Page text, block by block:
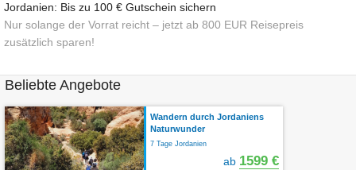
Jordanien: Bis zu 100 € Gutschein sichern
Nur solange der Vorrat reicht – jetzt ab 800 EUR Reisepreis
zusätzlich sparen!
Beliebte Angebote
Wandern durch Jordaniens
Naturwunder
7 Tage Jordanien
ab 1599 €